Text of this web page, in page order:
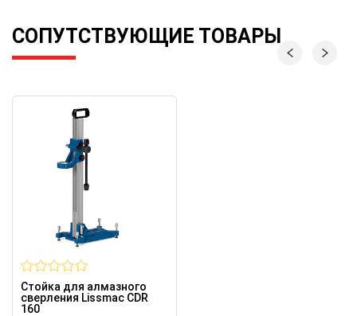
СОПУТСТВУЮЩИЕ ТОВАРЫ
Стойка для алмазного
сверления Lissmac CDR
160